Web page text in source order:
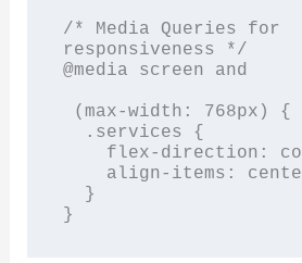
/* Media Queries for
responsiveness */
@media screen and
}